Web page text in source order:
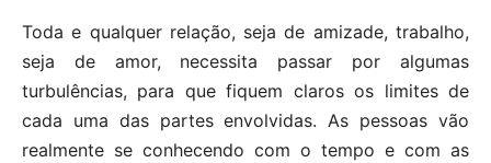
Toda e qualquer relação, seja de amizade, trabalho,
seja de amor, necessita passar por algumas
turbulências, para que fiquem claros os limites de
cada uma das partes envolvidas. As pessoas vão
realmente se conhecendo com o tempo e com as